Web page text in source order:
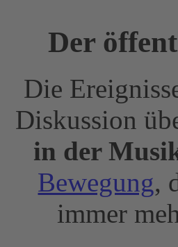
Der
Die
Diskussion
in der
Bewegung,
immer